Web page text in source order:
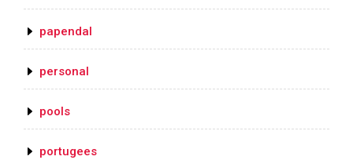
papendal
personal
pools
portugees